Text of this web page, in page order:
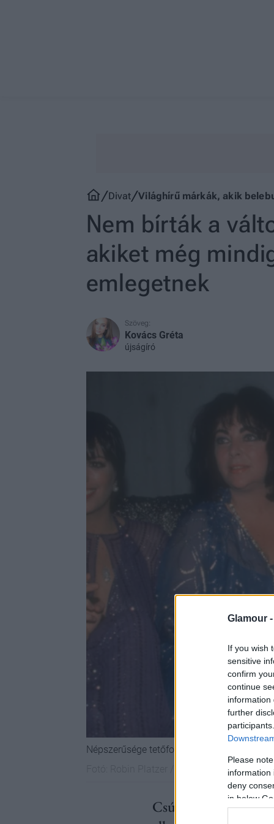
Glamour -
If you wish
sensitive
confirm
continue
information
further
Please
information
deny
in below
Divat Világhírű márkák, akik
Nem bírták a
akiket még
emlegetnek
Szöveg:
Kovács Gréta
újságíró
Népszerűsége tetőfokán a Halston a
Robin Platzer / Getty Images
Csúcskategóriás